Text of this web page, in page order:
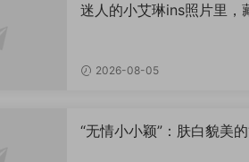
迷人的小艾琳ins照片里，
2026-08-05
“无情小小颖”：肤白貌美